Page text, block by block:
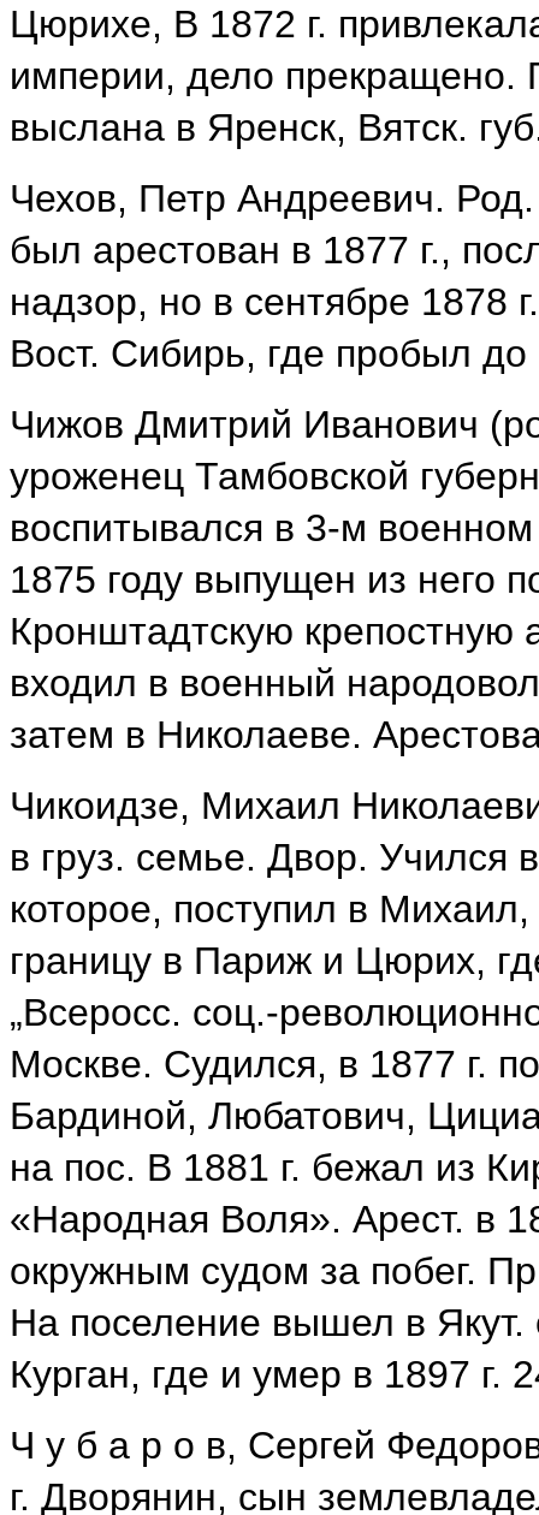
Цюрихе, В 1872 г.
империи, дело прекращено.
выслана в Яренск, Вятск.
Чехов, Петр Андреевич.
был арестован в 1877 г.,
надзор, но в сентябре 1878
Вост. Сибирь, где пробыл до
Чижов Дмитрий Иванович
уроженец Тамбовской
воспитывался в 3-м
1875 году выпущен из него
Кронштадтскую крепостную
входил в военный
затем в Николаеве.
Чикоидзе, Михаил
в гpyз. семье. Двор. Учился
которое, поступил в
границу в Париж и Цюрих,
„Всеросс. соц.-
Москве. Судился, в 1877 г.
Бардиной, Любатович,
на пос. В 1881 г. бежал из
«Народная Воля». Арест. в
окружным судом за побег.
На поселение вышел в Якут.
Курган, где и умер в 1897 г.
Ч у б а р о в, Сергей
г. Дворянин, сын